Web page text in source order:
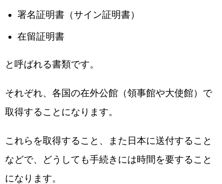
署名証明書（サイン証明書）
在留証明書
と呼ばれる書類です。
それぞれ、各国の在外公館（領事館や大使館）で
取得することになります。
これらを取得すること、また日本に送付すること
などで、どうしても手続きには時間を要すること
になります。